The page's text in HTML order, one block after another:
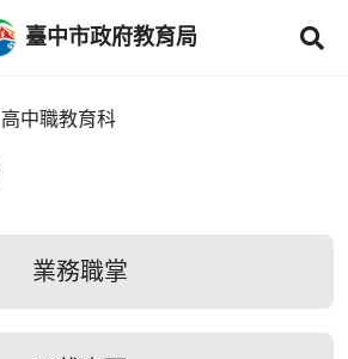
臺中市政府教育局
高中職教育科
業務職掌